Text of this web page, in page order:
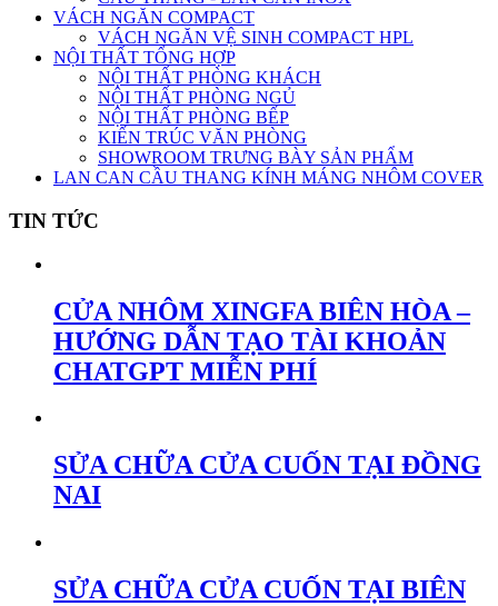
VÁCH NGĂN COMPACT
VÁCH NGĂN VỆ SINH COMPACT HPL
NỘI THẤT TỔNG HỢP
NỘI THẤT PHÒNG KHÁCH
NỘI THẤT PHÒNG NGỦ
NỘI THẤT PHÒNG BẾP
KIẾN TRÚC VĂN PHÒNG
SHOWROOM TRƯNG BÀY SẢN PHẨM
LAN CAN CẦU THANG KÍNH MÁNG NHÔM COVER
TIN TỨC
CỬA NHÔM XINGFA BIÊN HÒA –
HƯỚNG DẪN TẠO TÀI KHOẢN
CHATGPT MIỄN PHÍ
SỬA CHỮA CỬA CUỐN TẠI ĐỒNG
NAI
SỬA CHỮA CỬA CUỐN TẠI BIÊN